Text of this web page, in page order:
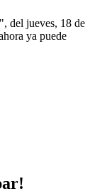
del jueves, 18 de
ya puede